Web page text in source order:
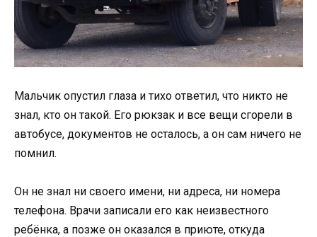
Мальчик опустил глаза и тихо ответил, что никто не
знал, кто он такой. Его рюкзак и все вещи сгорели в
автобусе, документов не осталось, а он сам ничего не
помнил.
Он не знал ни своего имени, ни адреса, ни номера
телефона. Врачи записали его как неизвестного
ребёнка, а позже он оказался в приюте, откуда